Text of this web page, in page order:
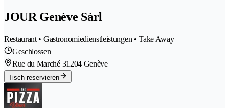
JOUR Genève Sàrl
Restaurant • Gastronomiedienstleistungen • Take Away
Geschlossen
Rue du Marché 31204 Genève
Tisch reservieren